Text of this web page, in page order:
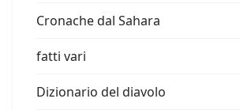
Cronache dal Sahara
fatti vari
Dizionario del diavolo